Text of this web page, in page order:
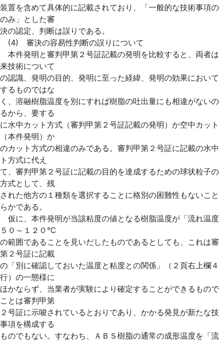
装置を含めて具体的に記載されており、「一般的な技術事項
のみ」とした審
決の認定、判断は誤りである。
(4) 審決の容易性判断の誤りについて
本件発明と審判甲第２号証記載の発明を比較すると、両者
来技術について
の認識、発明の目的、発明に至った経緯、発明の効果におい
するものではな
く、溶融樹脂温度を別にすれば樹脂の吐出量にも相違がない
るから、要する
に水中カット方式（審判甲第２号証記載の発明）か空中カッ
（本件発明）か
のカット方式の相違のみである。審判甲第２号証に記載の水
ト方式に代え
て、審判甲第２号証に記載の目的を達成するための球状粒子
方式として、残
された他方の１種類を選択することに格別の困難性もないこ
らかである。
仮に、本件発明が当該粘度の値となる樹脂温度が「流れ温
５０～１２０℃
の範囲であることを見いだしたものであるとしても、これは
第２号証に記載
の「別に確認しておいた温度と粘度との関係」（２頁右上欄
行）の一態様に
ほかならず、当業者が実験により確定することができるもの
ことは審判甲第
２号証に示唆されているとおりであり、かかる発見が新たな
事項を構成する
ものでもない。すなわち、ＡＢＳ樹脂の通常の成形温度を「